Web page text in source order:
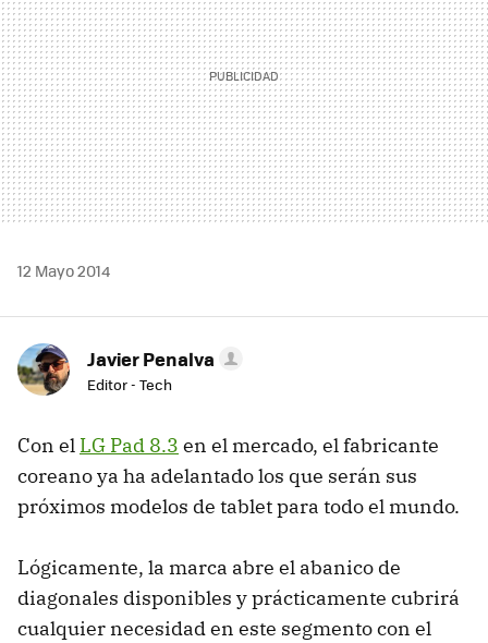
12 Mayo 2014
Javier Penalva
Editor - Tech
Con el LG Pad 8.3 en el mercado, el fabricante
coreano ya ha adelantado los que serán sus
próximos modelos de tablet para todo el mundo.
Lógicamente, la marca abre el abanico de
diagonales disponibles y prácticamente cubrirá
cualquier necesidad en este segmento con el